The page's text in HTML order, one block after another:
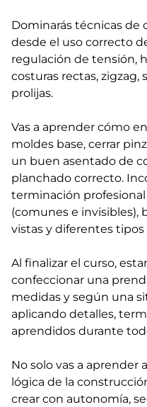
Dominarás técnicas de
desde el uso correcto
regulación de tensión,
costuras rectas,
prolijas.
Vas a aprender cómo
moldes base, cerrar
un buen asentado de
planchado correcto.
terminación
(comunes e invisibles),
vistas y diferentes tipos
Al finalizar el curso,
confeccionar una
medidas y según una
aplicando detalles,
aprendidos durante
No solo vas a aprender
lógica de la
crear con autonomía,